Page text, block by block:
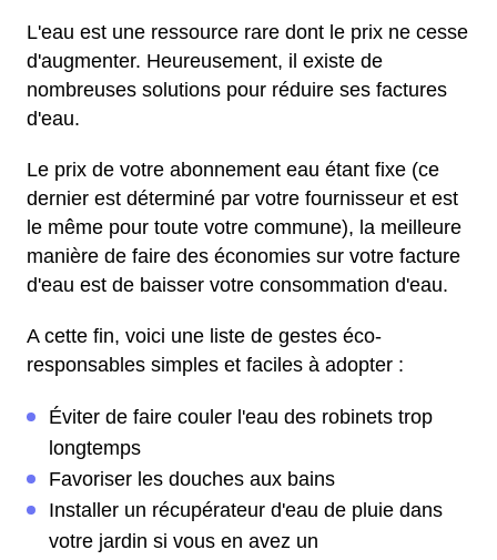
L'eau est une ressource rare dont le prix ne cesse
d'augmenter. Heureusement, il existe de
nombreuses solutions pour réduire ses factures
d'eau.
Le prix de votre abonnement eau étant fixe (ce
dernier est déterminé par votre fournisseur et est
le même pour toute votre commune), la meilleure
manière de faire des économies sur votre facture
d'eau est de baisser votre consommation d'eau.
A cette fin, voici une liste de gestes éco-
responsables simples et faciles à adopter :
Éviter de faire couler l'eau des robinets trop
longtemps
Favoriser les douches aux bains
Installer un récupérateur d'eau de pluie dans
votre jardin si vous en avez un